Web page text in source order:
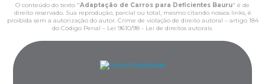
O conteúdo do texto "Adaptação de Carros para Deficientes Bauru" é de
direito reservado. Sua reprodução, parcial ou total, mesmo citando nossos links, é
proibida sem a autorização do autor. Crime de violação de direito autoral – artigo 184
do Código Penal – Lei 9610/98 - Lei de direitos autorais.